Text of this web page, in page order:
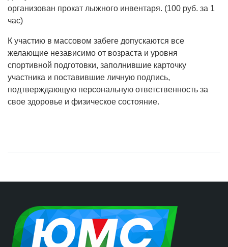
организован прокат лыжного инвентаря. (100 руб. за 1
час)
К участию в массовом забеге допускаются все
желающие независимо от возраста и уровня
спортивной подготовки, заполнившие карточку
участника и поставившие личную подпись,
подтверждающую персональную ответственность за
свое здоровье и физическое состояние.